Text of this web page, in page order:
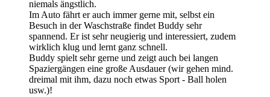
niemals ängstlich.
Im Auto fährt er auch immer gerne mit, selbst ein
Besuch in der Waschstraße findet Buddy sehr
spannend. Er ist sehr neugierig und interessiert, zudem
wirklich klug und lernt ganz schnell.
Buddy spielt sehr gerne und zeigt auch bei langen
Spaziergängen eine große Ausdauer (wir gehen mind.
dreimal mit ihm, dazu noch etwas Sport - Ball holen
usw.)!